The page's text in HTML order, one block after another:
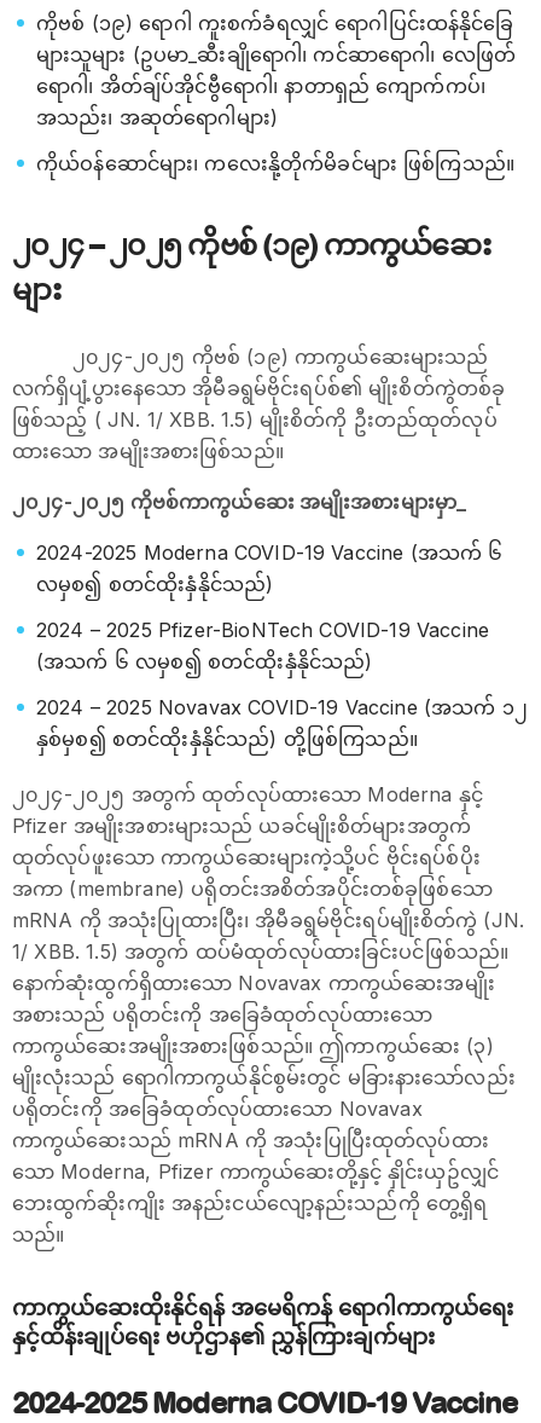
‌ကိုဗစ် (၁၉) ‌‌ရောဂါ ကူးစက်ခံရလျှင် ရောဂါပြင်းထန်နိုင်ခြေ
များသူများ (ဥပမာ_ဆီးချိုရောဂါ၊ ကင်ဆာ‌ရောဂါ၊ လေဖြတ်
ရောဂါ၊ အိတ်ချ်ပ်အိုင်ဗွီရောဂါ၊ နာတာရှည် ကျောက်ကပ်၊
အသည်း၊ အဆုတ်ရောဂါများ)
ကိုယ်ဝန်ဆောင်များ၊ ကလေးနို့တိုက်မိခင်များ ဖြစ်ကြသည်။
၂၀၂၄ – ၂၀၂၅ ကိုဗစ် (၁၉) ကာကွယ်ဆေး
များ
၂၀၂၄-၂၀၂၅ ကိုဗစ် (၁၉) ကာကွယ်ဆေးများသည်
လက်ရှိပျံ့ပွားနေသော အိုမီခရွမ်ဗိုင်းရပ်စ်၏ မျိုးစိတ်ကွဲတစ်ခု
ဖြစ်သည့် ( JN. 1/ XBB. 1.5) မျိုးစိတ်ကို ဦးတည်ထုတ်လုပ်
ထားသော အမျိုးအစားဖြစ်သည်။
၂၀၂၄-၂၀၂၅ ကိုဗစ်ကာကွယ်ဆေး အမျိုးအစားများမှာ_
2024-2025 Moderna COVID-19 Vaccine (အသက် ၆
လမှစ၍ စတင်ထိုးနှံနိုင်သည်)
2024 – 2025 Pfizer-BioNTech COVID-19 Vaccine
(အသက် ၆ လမှစ၍ စတင်ထိုးနှံနိုင်သည်)
2024 – 2025 Novavax COVID-19 Vaccine (အသက် ၁၂
နှစ်မှစ၍ စတင်ထိုးနှံနိုင်သည်) တို့ဖြစ်ကြသည်။
၂၀၂၄-၂၀၂၅ အတွက် ထုတ်လုပ်ထားသော Moderna နှင့်
Pfizer အမျိုးအစားများသည် ယခင်မျိုးစိတ်များအတွက်
ထုတ်လုပ်ဖူးသော ကာကွယ်ဆေးများကဲ့သို့ပင် ဗိုင်းရပ်စ်ပိုး
အကာ (membrane) ပရိုတင်းအစိတ်အပိုင်းတစ်ခုဖြစ်သော
mRNA ကို အသုံးပြုထားပြီး၊ အိုမီခရွမ်ဗိုင်းရပ်မျိုးစိတ်ကွဲ (JN.
1/ XBB. 1.5) အတွက် ထပ်မံထုတ်လုပ်ထားခြင်းပင်ဖြစ်သည်။
နောက်ဆုံးထွက်ရှိထားသော Novavax ကာကွယ်ဆေးအမျိုး
အစားသည် ပရိုတင်းကို အခြေခံထုတ်လုပ်ထားသော
ကာကွယ်ဆေးအမျိုးအစားဖြစ်သည်။ ဤကာကွယ်ဆေး (၃)
မျိုးလုံးသည် ရောဂါကာကွယ်နိုင်စွမ်းတွင် မခြားနားသော်လည်း
ပရိုတင်းကို အခြေခံထုတ်လုပ်ထားသော Novavax
ကာကွယ်ဆေးသည် mRNA ကို အသုံးပြုပြီးထုတ်လုပ်ထား
သော Moderna, Pfizer ကာကွယ်ဆေးတို့နှင့် နှိုင်းယှဥ်လျှင်
ဘေးထွက်ဆိုးကျိုး အနည်းငယ်လျော့နည်းသည်ကို တွေ့ရှိရ
သည်။
ကာကွယ်ဆေးထိုးနိုင်ရန် အမေရိကန် ရောဂါကာကွယ်ရေး
နှင့်ထိန်းချုပ်ရေး ဗဟိုဌာန၏ ညွှန်ကြားချက်များ
2024-2025 Moderna COVID-19 Vaccine